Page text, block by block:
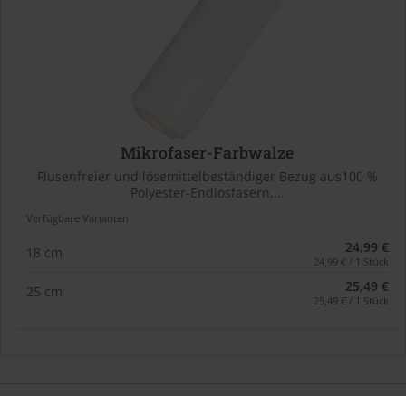
Mikrofaser-Farbwalze
Flusenfreier und lösemittelbeständiger Bezug aus100 %
Polyester-Endlosfasern,...
Verfügbare Varianten
18 cm 24,99 €
24,99 € / 1 Stück
25 cm 25,49 €
25,49 € / 1 Stück